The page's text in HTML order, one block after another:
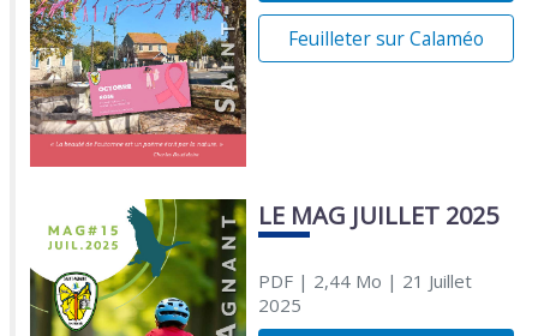
Feuilleter sur Calaméo
LE MAG JUILLET 2025
PDF| 2,44 Mo | 21 Juillet
2025